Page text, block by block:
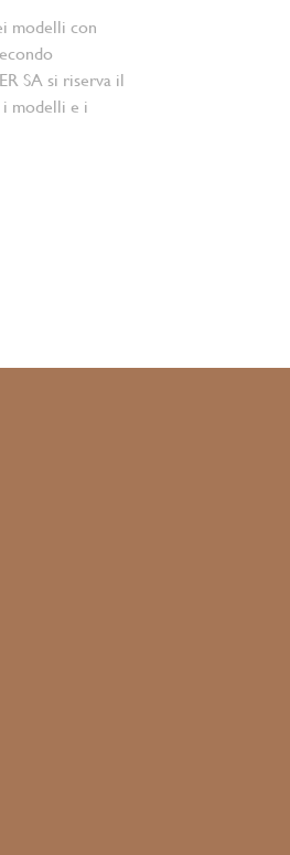
modelli con
SA si riserva il
modelli e i